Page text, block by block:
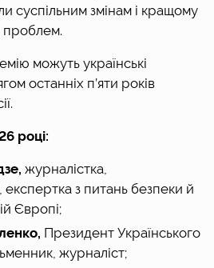
суспільним змінам і кращому
проблем.
можуть українські
останніх п’яти років
році:
журналістка,
з питань безпеки й
Європі;
Президент Українського
журналіст;